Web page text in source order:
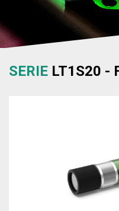
SERIE LT1S20 -